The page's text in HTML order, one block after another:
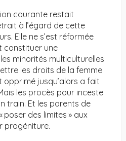
courante restait
à l’égard de cette
Elle ne s’est réformée
constituer une
minorités multiculturelles
les droits de la femme
jusqu’alors a fait
les procès pour inceste
train. Et les parents de
des limites » aux
progéniture.